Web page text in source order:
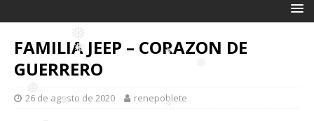
❅
FAMILIA JEEP – CORAZON DE
GUERRERO
26 de agosto de 2020 renepoblete